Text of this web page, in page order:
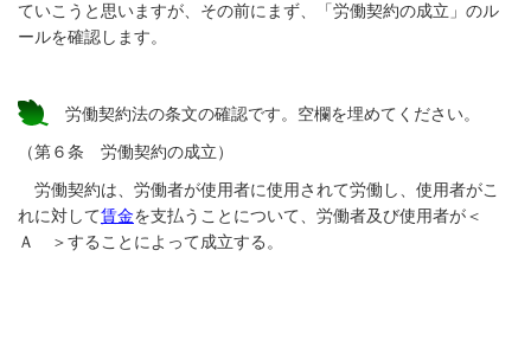
ていこうと思いますが、その前にまず、「労働契約の成立」のル
ールを確認します。
労働契約法の条文の確認です。空欄を埋めてください。
（第６条 労働契約の成立）
労働契約は、労働者が使用者に使用されて労働し、使用者がこ
れに対して賃金を支払うことについて、労働者及び使用者が＜
Ａ ＞することによって成立する。